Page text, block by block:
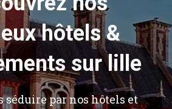
hôtels &
sur lille
séduire par nos hôtels et